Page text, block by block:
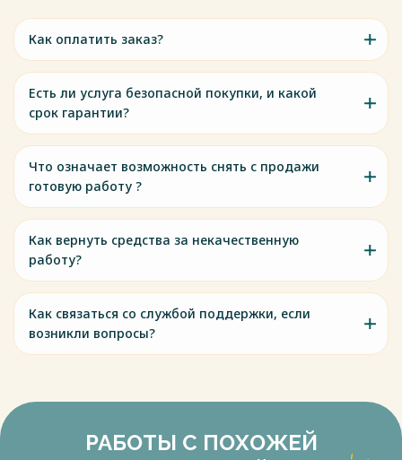
Как оплатить заказ?
Есть ли услуга безопасной покупки, и какой
срок гарантии?
Что означает возможность снять с продажи
готовую работу ?
Как вернуть средства за некачественную
работу?
Как связаться со службой поддержки, если
возникли вопросы?
РАБОТЫ С ПОХОЖЕЙ